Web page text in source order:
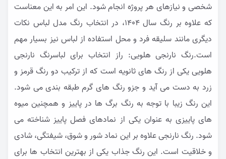
شخصی و نیازهای هر پروژه انجام شود. این امر به این معناست
که علاوه بر رنگ سال 1404، در انتخاب رنگ مدل لباس نکات
دیگری مانند سلیقه فرد و محل استفاده از لباس نیز بسیار مهم
است.رنگ نارنجی هلویی: راز انتخاب برای لباسرنگ نارنجی
هلویی یکی از رنگ های ثانویه است که از ترکیب دو رنگ قرمز و
زرد به دست می آید و جزو رنگ های گرم طبقه بندی می شود.
این رنگ زیبا با توجه به رنگ برگ ها در پاییز و همچنین میوه
های پاییزی به عنوان یکی از نمادهای فصل پاییز شناخته می
شود. رنگ نارنجی علاوه بر این نماد شور و شوق، شیفتگی، شادی
و خلاقیت است. این رنگ جذاب یکی از بهترین انتخاب ها برای